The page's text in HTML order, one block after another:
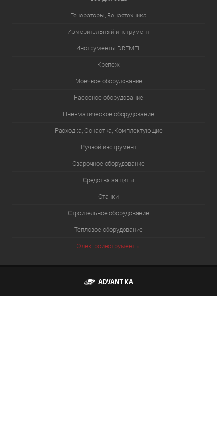
Генераторы, Бензотехника
Измерительный инструмент
Инструменты DREMEL
Крепеж
Моечное оборудование
Насосное оборудование
Пневматическое оборудование
Расходка, Оснастка, Комплектующие
Ручной инструмент
Сварочное оборудование
Средства защиты
Станки
Строительное оборудование
Тепловое оборудование
Электроинструменты